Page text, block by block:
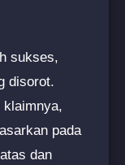
sukses,
disorot.
klaimnya,
pada
dan